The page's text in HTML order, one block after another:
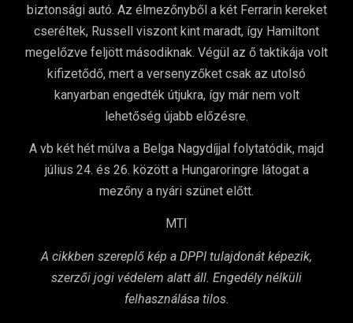
biztonsági autó. Az élmezőnyből a két Ferrarin kereket
cseréltek, Russell viszont kint maradt, így Hamiltont
megelőzve feljött másodiknak. Végül az ő taktikája volt
kifizetődő, mert a versenyzőket csak az utolsó
kanyarban engedték útjukra, így már nem volt
lehetőség újabb előzésre.
A vb két hét múlva a Belga Nagydíjjal folytatódik, majd
július 24. és 26. között a Hungaroringre látogat a
mezőny a nyári szünet előtt.
MTI
A cikkben szereplő kép a DPPI tulajdonát képezik,
szerzői jogi védelem alatt áll. Engedély nélküli
felhasználása tilos.